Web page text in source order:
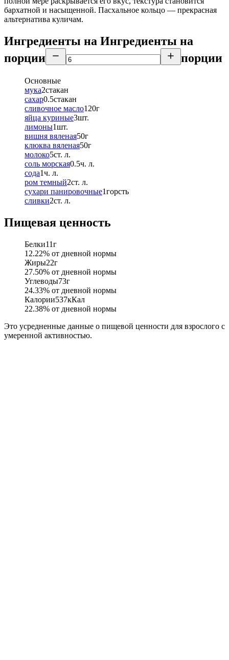
бархатной и насыщенной. Пасхальное кольцо — прекрасная
альтернатива куличам.
Ингредиенты на Ингредиенты на
порции
порции
Основные
мука2стакан
сахар0.5стакан
сливочное масло120г
яйца куриные3шт.
лимоны1шт.
вишня вяленая50г
клюква вяленая50г
молоко5ст. л.
соль морская0.5ч. л.
сода1ч. л.
ром темный2ст. л.
сухари панировочные1горсть
сливки2ст. л.
Пищевая ценность
Белки11г
12.22% от дневной нормы
Жиры22г
27.50% от дневной нормы
Углеводы73г
24.33% от дневной нормы
Калории537кКал
22.38% от дневной нормы
Это усредненные данные о пищевой ценности для взрослого с
умеренной активностью.